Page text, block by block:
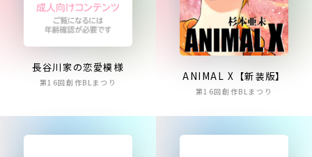
長谷川家の恋愛模様
第16回創作BLまつり ANIMAL X【新装版】
第16回創作BLまつり